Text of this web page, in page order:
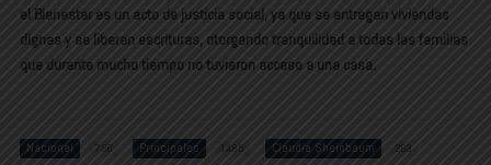
el Bienestar es un acto de justicia social, ya que se entregan viviendas
dignas y se liberan escrituras, otorgando tranquilidad a todas las familias
que durante mucho tiempo no tuvieron acceso a una casa.
Nacional 796 Principales 1485 Claudia Sheinbaum 263